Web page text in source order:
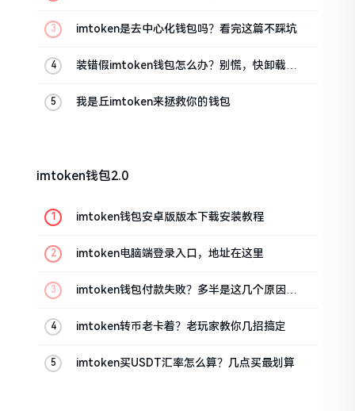
imtoken是去中心化钱包吗？看完这篇不踩坑
装错假imtoken钱包怎么办？别慌，快卸载，
我是丘imtoken来拯救你的钱包
imtoken钱包2.0
imtoken钱包安卓版版本下载安装教程
imtoken电脑端登录入口，地址在这里
imtoken钱包付款失败？多半是这几个原因闹
imtoken转币老卡着？老玩家教你几招搞定
imtoken买USDT汇率怎么算？几点买最划算